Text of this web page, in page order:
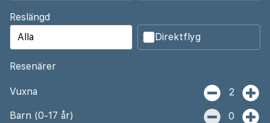
Reslängd
Direktflyg
Resenärer
Vuxna 2
Barn (0-17 år) 0